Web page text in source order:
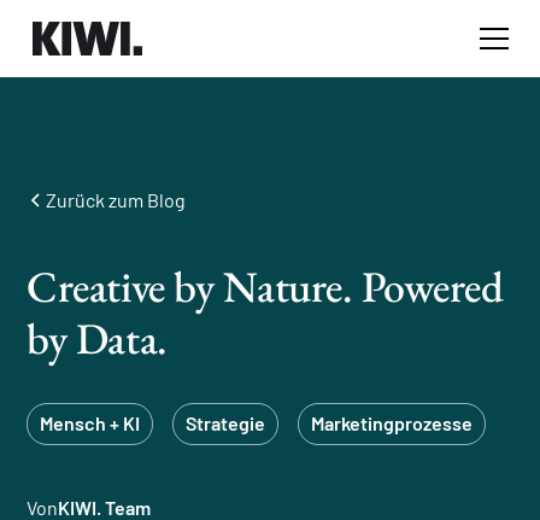
Zurück zum Blog
Creative by Nature. Powered
by Data.
Mensch + KI Strategie Marketingprozesse
VonKIWI. Team